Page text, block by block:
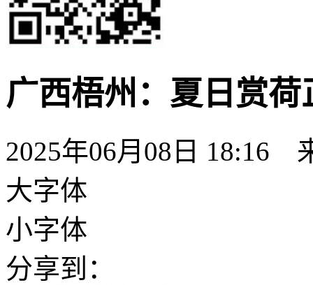
广西梧州：夏日赏荷
2025年06月08日 18:16
大字体
小字体
分享到：